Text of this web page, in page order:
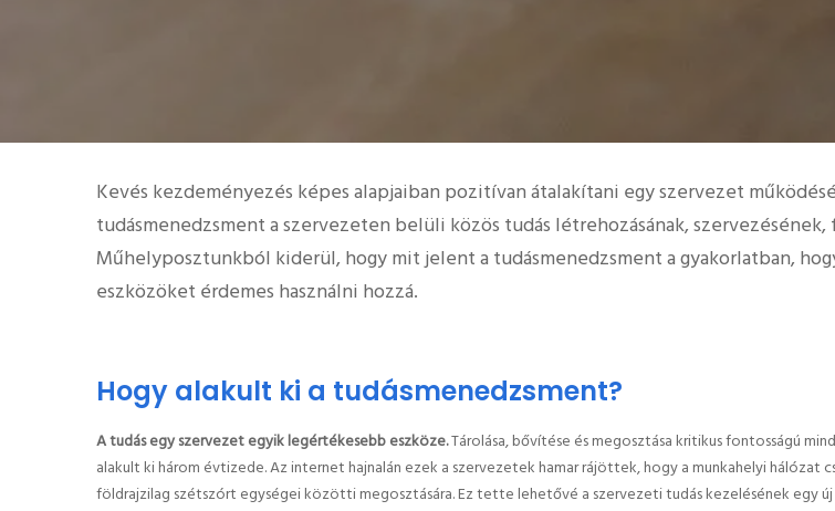
Kevés kezdeményezés képes alapjaiban pozitívan átalakítani egy szervezet
tudásmenedzsment a szervezeten belüli közös tudás létrehozásának, szervezésének,
Műhelyposztunkból kiderül, hogy mit jelent a tudásmenedzsment a gyakorlatban,
eszközöket érdemes használni hozzá.
Hogy alakult ki a tudásmenedzsment?
A tudás egy szervezet egyik legértékesebb eszköze.Tárolása, bővítése és megosztása kritikus fontosságú
alakult ki három évtizede. Az internet hajnalán ezek a szervezetek hamar rájöttek, hogy a munkahelyi
földrajzilag szétszórt egységei közötti megosztására. Ez tette lehetővé a szervezeti tudás kezelésének egy